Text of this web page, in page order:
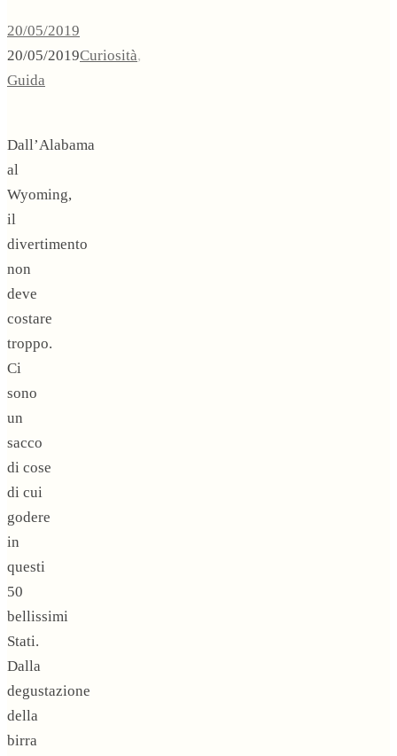
20/05/2019
20/05/2019Curiosità,
Guida
Dall’Alabama
al
Wyoming,
il
divertimento
non
deve
costare
troppo.
Ci
sono
un
sacco
di cose
di cui
godere
in
questi
50
bellissimi
Stati.
Dalla
degustazione
della
birra